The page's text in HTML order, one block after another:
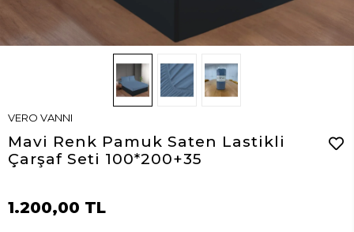
VERO VANNI
Mavi Renk Pamuk Saten Lastikli
Çarşaf Seti 100*200+35
1.200,00 TL